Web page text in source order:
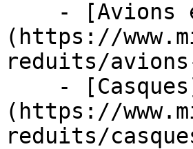
(https://
reduits/
(https://
reduits/